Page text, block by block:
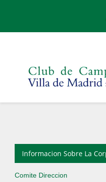
Informacion Sobre La
Comite Direccion